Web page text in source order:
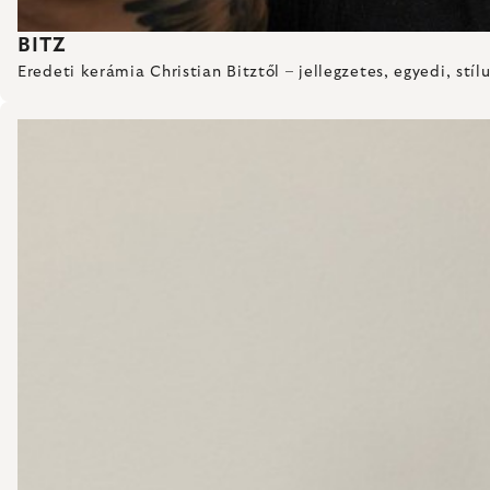
BITZ
Eredeti kerámia Christian Bitztől – jellegzetes, egyedi,